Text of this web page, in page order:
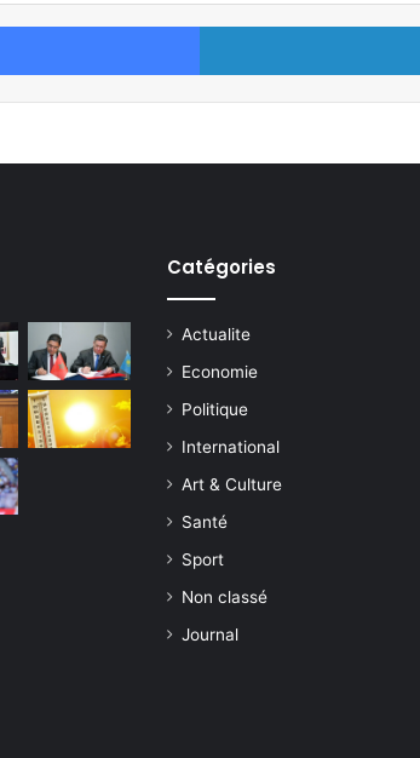
Facebook
Catégories
Actualite
Economie
Politique
International
Art & Culture
Santé
Sport
Non classé
Journal